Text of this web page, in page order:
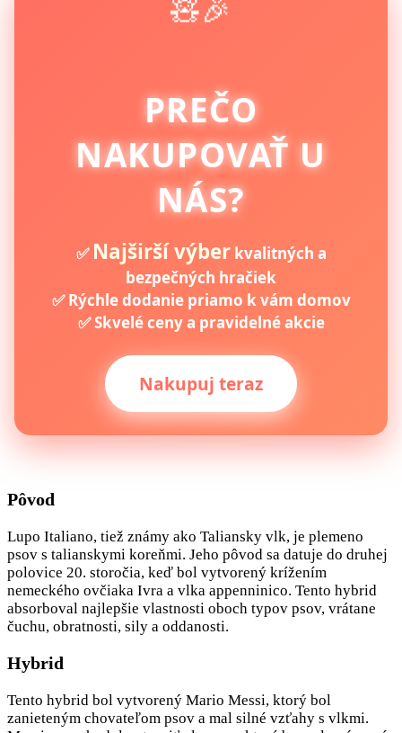
🧸🎉
PREČO
NAKUPOVAŤ U
NÁS?
✅ Najširší výberkvalitných a
bezpečných hračiek
✅ Rýchle dodanie priamo k vám domov
✅ Skvelé ceny a pravidelné akcie
Nakupuj teraz
Pôvod
Lupo Italiano, tiež známy ako Taliansky vlk, je plemeno
psov s talianskymi koreňmi. Jeho pôvod sa datuje do druhej
polovice 20. storočia, keď bol vytvorený krížením
nemeckého ovčiaka Ivra a vlka appenninico. Tento hybrid
absorboval najlepšie vlastnosti oboch typov psov, vrátane
čuchu, obratnosti, sily a oddanosti.
Hybrid
Tento hybrid bol vytvorený Mario Messi, ktorý bol
zanieteným chovateľom psov a mal silné vzťahy s vlkmi.